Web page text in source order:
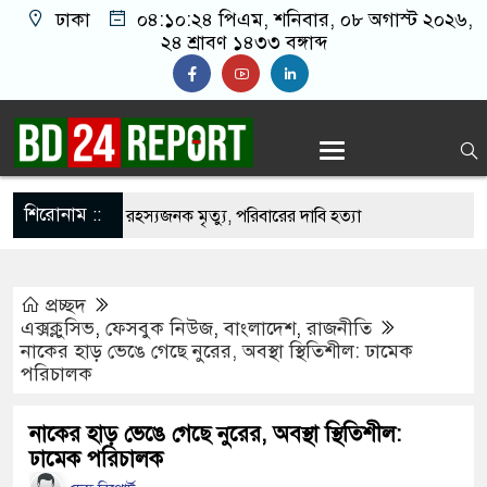
ঢাকা ০৪:১০:২৫ পিএম, শনিবার, ০৮ অগাস্ট ২০২৬,
২৪ শ্রাবণ ১৪৩৩ বঙ্গাব্দ
শিরোনাম ::
শিক্ষার্থীর রহস্যজনক মৃত্যু, পরিবারের দাবি হত্যা
৯ সেপ্টেম্বর ভারতে পৌঁছান- সাবেক স্বরাষ্ট্রমন্ত্রী
মাটির নিচে ১০টি ল্যান্ডমাইন সদৃশ বস্তু, ৫টি বক্স
প্রচ্ছদ
এক্সক্লুসিভ, ফেসবুক নিউজ,বাংলাদেশ,রাজনীতি
নাকের হাড় ভেঙে গেছে নুরের, অবস্থা স্থিতিশীল: ঢামেক
পরিচালক
নাকের হাড় ভেঙে গেছে নুরের, অবস্থা স্থিতিশীল:
ঢামেক পরিচালক